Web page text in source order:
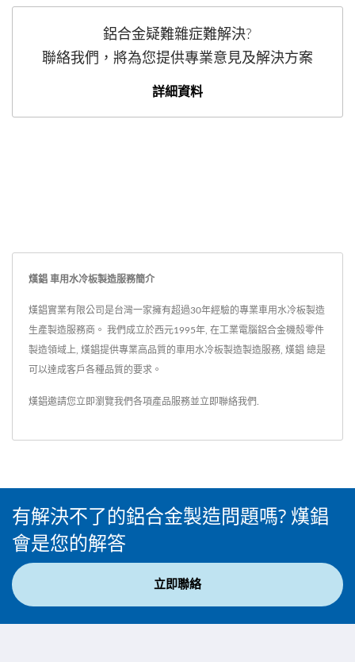
鋁合金疑難雜症難解決?
聯絡我們，將為您提供專業意見及解決方案
詳細資料
熯錩 車用水冷板製造服務簡介
熯錩實業有限公司是台灣一家擁有超過30年經驗的專業車用水冷板製造
生產製造服務商。 我們成立於西元1995年, 在工業電腦鋁合金機殼零件
製造領域上, 熯錩提供專業高品質的車用水冷板製造製造服務, 熯錩 總是
可以達成客戶各種品質的要求。
熯錩邀請您立即瀏覽我們各項產品服務並立即聯絡我們
有解決不了的鋁合金製造問題嗎? 熯錩
會是您的解答
立即聯絡